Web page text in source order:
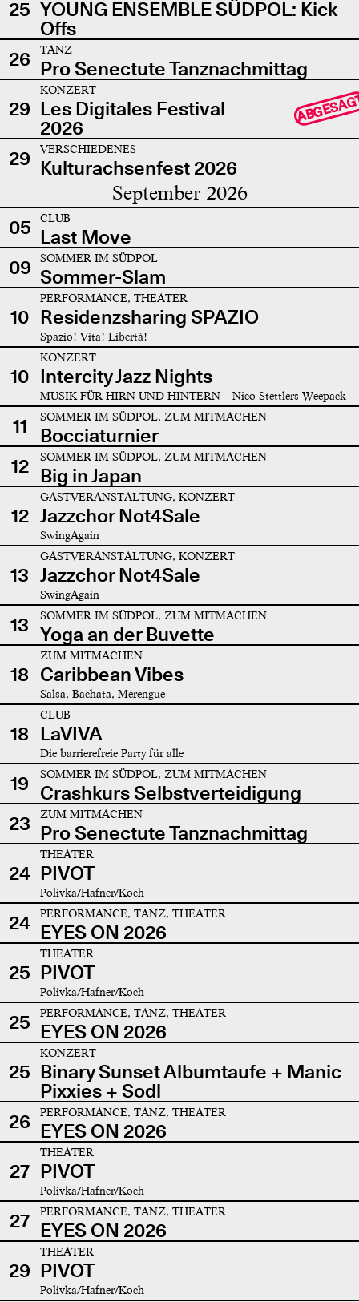
25 YOUNG ENSEMBLE SÜDPOL: Kick
Offs
26
TANZ
Pro Senectute Tanznachmittag
29
KONZERT
Les Digitales Festival
2026
29 VERSCHIEDENES
Kulturachsenfest 2026
September 2026
05 CLUB
Last Move
09
SOMMER IM SÜDPOL
Sommer-Slam
10
PERFORMANCE, THEATER
Residenzsharing SPAZIO
Spazio! Vita! Libertà!
10
KONZERT
Intercity Jazz Nights
MUSIK FÜR HIRN UND HINTERN – Nico Stettlers Weepack
11 SOMMER IM SÜDPOL, ZUM MITMACHEN
Bocciaturnier
12
SOMMER IM SÜDPOL, ZUM MITMACHEN
Big in Japan
12
GASTVERANSTALTUNG, KONZERT
Jazzchor Not4Sale
SwingAgain
13
GASTVERANSTALTUNG, KONZERT
Jazzchor Not4Sale
SwingAgain
13 SOMMER IM SÜDPOL, ZUM MITMACHEN
Yoga an der Buvette
18
ZUM MITMACHEN
Caribbean Vibes
Salsa, Bachata, Merengue
18
CLUB
LaVIVA
Die barrierefreie Party für alle
19 SOMMER IM SÜDPOL, ZUM MITMACHEN
Crashkurs Selbstverteidigung
23
ZUM MITMACHEN
Pro Senectute Tanznachmittag
24
THEATER
PIVOT
Polivka/Hafner/Koch
24 PERFORMANCE, TANZ, THEATER
EYES ON 2026
25
THEATER
PIVOT
Polivka/Hafner/Koch
25 PERFORMANCE, TANZ, THEATER
EYES ON 2026
25
KONZERT
Binary Sunset Albumtaufe + Manic
Pixxies + Sodl
26
PERFORMANCE, TANZ, THEATER
EYES ON 2026
27
THEATER
PIVOT
Polivka/Hafner/Koch
27 PERFORMANCE, TANZ, THEATER
EYES ON 2026
29
THEATER
PIVOT
Polivka/Hafner/Koch